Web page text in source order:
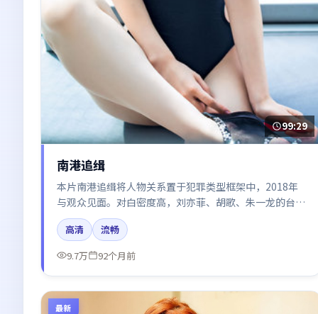
99:29
南港追缉
本片南港追缉将人物关系置于犯罪类型框架中，2018年
与观众见面。对白密度高，刘亦菲、胡歌、朱一龙的台词
节奏值得关注；整体气质偏英国都市与冷色调摄影。
高清
流畅
9.7万
92个月前
最新